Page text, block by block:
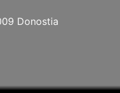
Donostia